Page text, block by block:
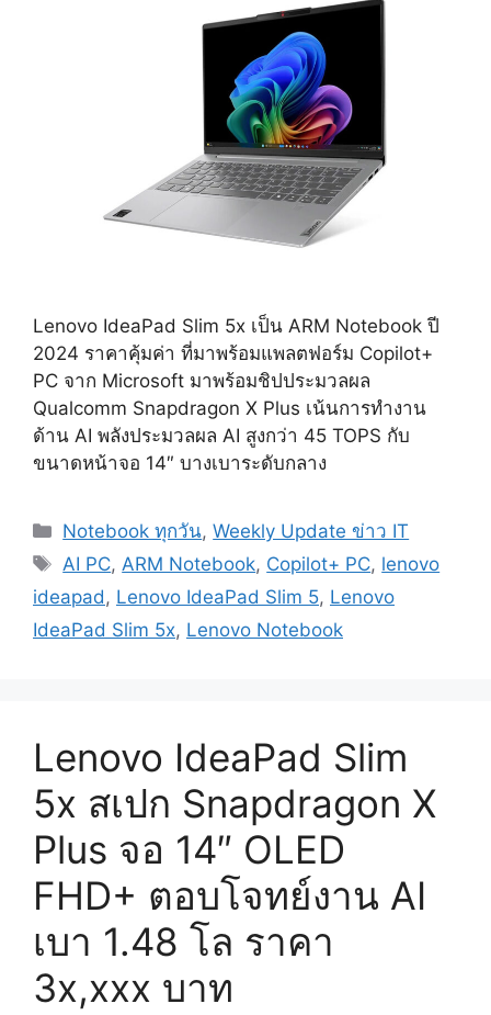
Lenovo IdeaPad Slim 5x เป็น ARM Notebook ปี
2024 ราคาคุ้มค่า ที่มาพร้อมแพลตฟอร์ม Copilot+
PC จาก Microsoft มาพร้อมชิปประมวลผล
Qualcomm Snapdragon X Plus เน้นการทำงาน
ด้าน AI พลังประมวลผล AI สูงกว่า 45 TOPS กับ
ขนาดหน้าจอ 14″ บางเบาระดับกลาง
Categories
Notebook ทุกวัน,Weekly Update ข่าว IT
Tags
AI PC, ARM Notebook, Copilot+ PC, lenovo
ideapad , Lenovo IdeaPad Slim 5, Lenovo
IdeaPad Slim 5x, Lenovo Notebook
Lenovo IdeaPad Slim
5x สเปก Snapdragon X
Plus จอ 14″ OLED
FHD+ ตอบโจทย์งาน AI
เบา 1.48 โล ราคา
3x,xxx บาท